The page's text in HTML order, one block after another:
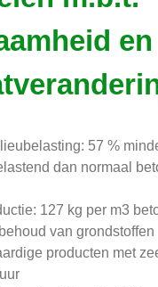
en
57 %
dan normaal
127 kg per m3
van grondstoffen
producten met